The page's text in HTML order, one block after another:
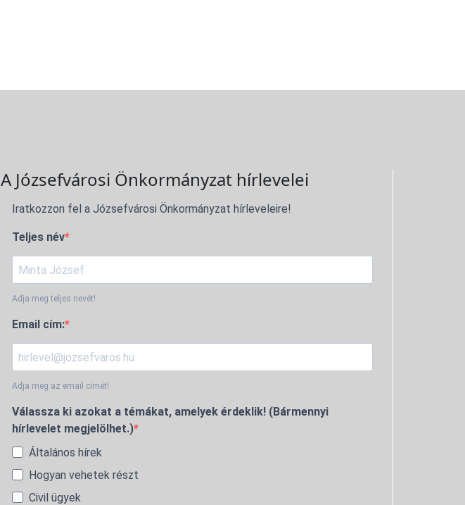
A Józsefvárosi Önkormányzat hírlevelei
Iratkozzon fel a Józsefvárosi Önkormányzat hírleveleire!
Teljes név
Adja meg teljes nevét!
Email cím:
Adja meg az email címét!
Válassza ki azokat a témákat, amelyek érdeklik! (Bármennyi
hírlevelet megjelölhet.)
Általános hírek
Hogyan vehetek részt
Civil ügyek